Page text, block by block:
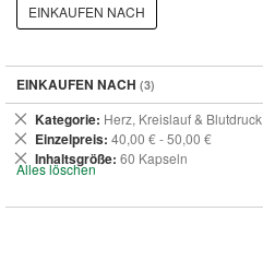
EINKAUFEN NACH
EINKAUFEN NACH
Kategorie Herz, Kreislauf & Blutdruck
Dies
entfernen
Einzelpreis 40,00 € - 50,00 €
Dies
entfernen
Inhaltsgröße 60 Kapseln
Dies
entfernen
Alles löschen